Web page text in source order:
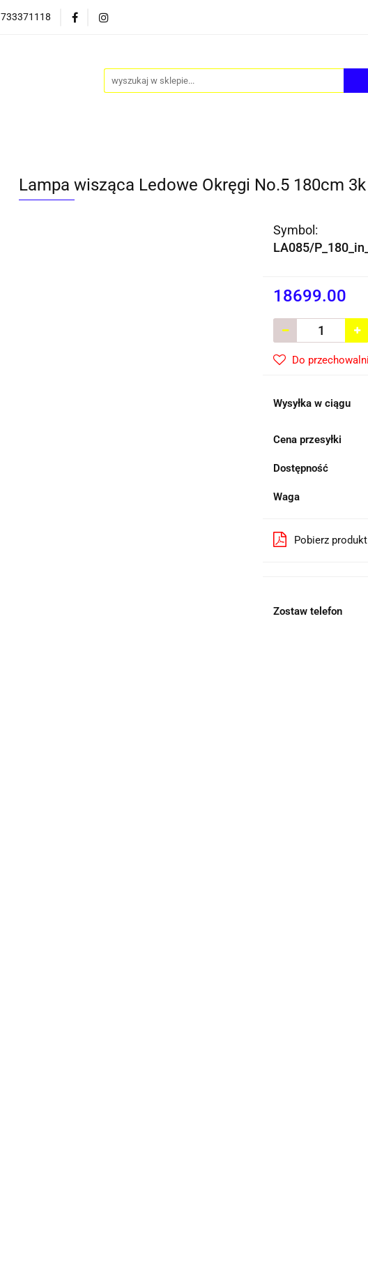
733371118
LAMPY AKCESORIA
Lampa wisząca Ledowe Okręgi No.5 180cm
Symbol:
LA085/
18699.00
Do przechowalni
Wysyłka w ciągu
Cena przesyłki
Dostępność
Waga
Pobierz
Zostaw telefon